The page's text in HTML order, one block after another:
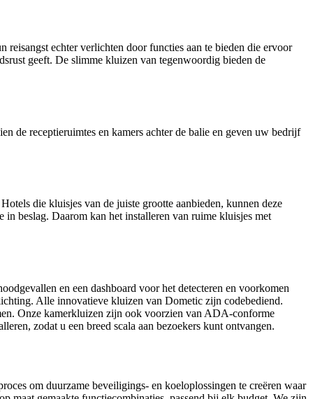
reisangst echter verlichten door functies aan te bieden die ervoor
geeft. De slimme kluizen van tegenwoordig bieden de
de receptieruimtes en kamers achter de balie en geven uw bedrijf
die kluisjes van de juiste grootte aanbieden, kunnen deze
beslag. Daarom kan het installeren van ruime kluisjes met
en een dashboard voor het detecteren en voorkomen
Alle innovatieve kluizen van Dometic zijn codebediend.
Onze kamerkluizen zijn ook voorzien van ADA-conforme
zodat u een breed scala aan bezoekers kunt ontvangen.
om duurzame beveiligings- en koeloplossingen te creëren waar